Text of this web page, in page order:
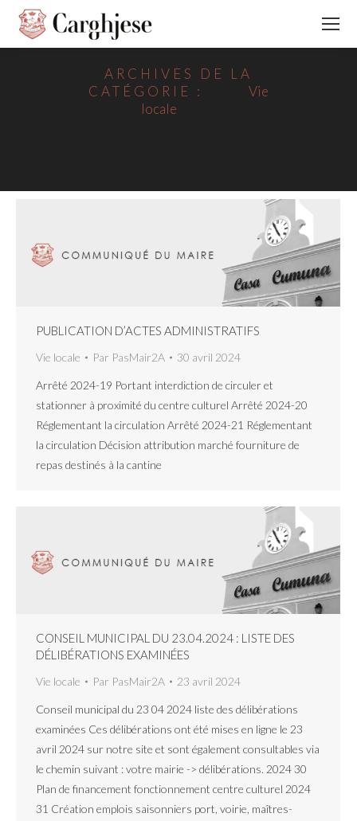
ARCHIVES DE LA
CATÉGORIE :
Vie
locale
PUBLICATION D’ACTES ADMINISTRATIFS
Vie locale Par PasMair2A 30 avril 2024
Arrêté 2024-19 Portant interdiction de circuler et
stationner à proximité du centre culturel Arrêté 2024-20
Réglementant la circulation Arrêté 2024-21 Réglementant
la circulation Décision attribution marché fourniture de
repas destinés à la cantine
CONSEIL MUNICIPAL DU 23.04.2024 : LISTE DES
DÉLIBÉRATIONS EXAMINÉES
Vie locale Par PasMair2A 23 avril 2024
Conseil municipal du 23 04 2024 liste des délibérations
examinées Ces délibérations ont été mises en ligne le 23
avril 2024 sur notre site et sont également consultables via
le chemin suivant : votre mairie -> délibérations. 2024 30
Plan de financement fonctionnement centre culturel 2024
31 Création emplois saisonniers port, voirie, maîtres-